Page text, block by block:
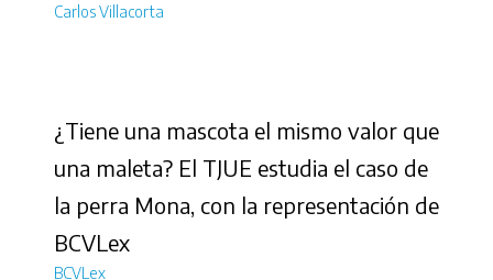
Carlos Villacorta
¿Tiene una mascota el mismo valor que
una maleta? El TJUE estudia el caso de
la perra Mona, con la representación de
BCVLex
BCVLex